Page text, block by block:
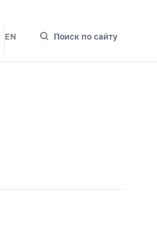
EN Поиск по сайту